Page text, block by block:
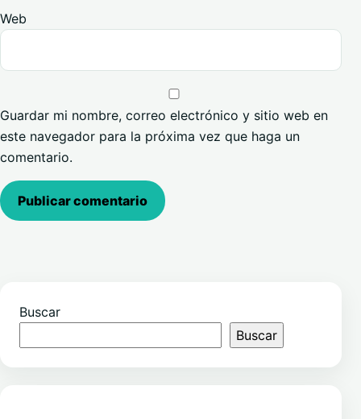
Web
Guardar mi nombre, correo electrónico y sitio web en
este navegador para la próxima vez que haga un
comentario.
Buscar
Buscar